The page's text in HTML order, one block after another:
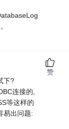
下?
连接的,
等这样的
易出问题:
赞